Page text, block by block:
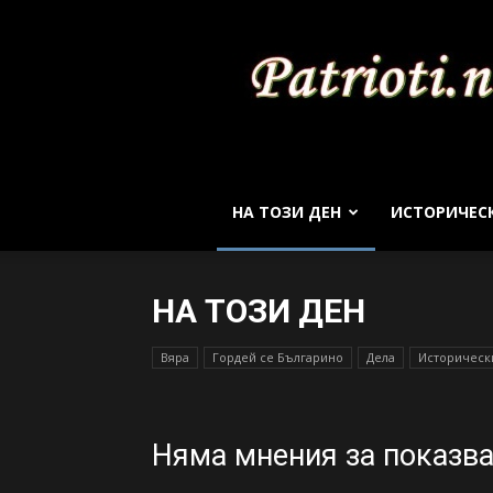
НА ТОЗИ ДЕН
НА ТОЗИ ДЕН
Вяра Гордей се Българино Дела
Няма мнения за